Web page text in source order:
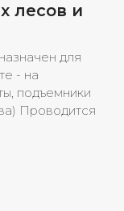
лесов и
для
- на
подъемники
Проводится